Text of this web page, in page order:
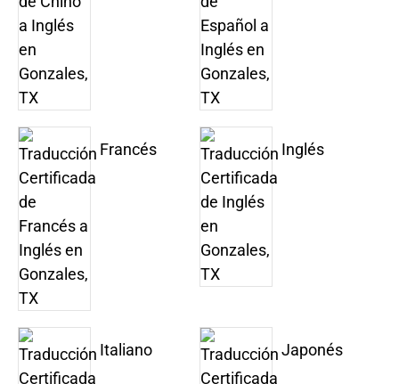
Francés Inglés
Italiano Japonés